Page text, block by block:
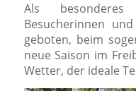
Als
Besucherinnen
geboten, beim
neue Saison im
Wetter, der ideale